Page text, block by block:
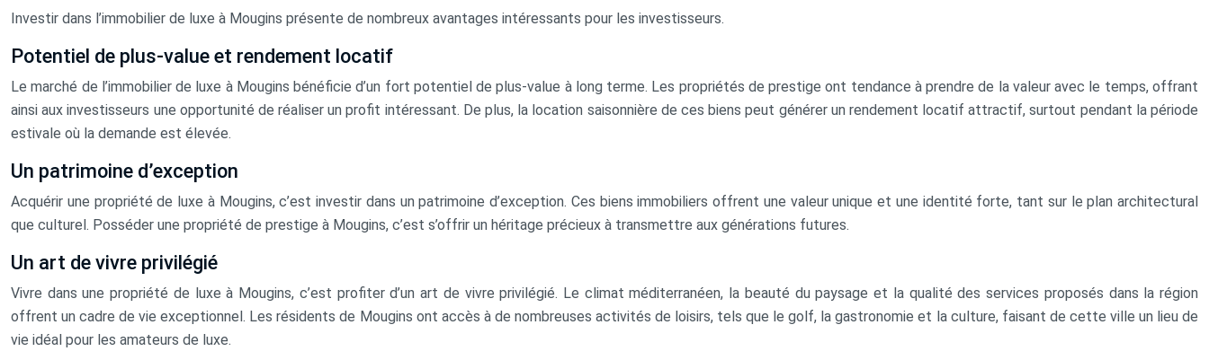
Investir dans l’immobilier de luxe à Mougins présente de nombreux avantages intéressants pour les investisseurs.
Potentiel de plus-value et rendement locatif
Le marché de l’immobilier de luxe à Mougins bénéficie d’un fort potentiel de plus-value à long terme. Les propriétés de prestige ont tendance à prendre de la valeur avec le temps, offrant
ainsi aux investisseurs une opportunité de réaliser un profit intéressant. De plus, la location saisonnière de ces biens peut générer un rendement locatif attractif, surtout pendant la période
estivale où la demande est élevée.
Un patrimoine d’exception
Acquérir une propriété de luxe à Mougins, c’est investir dans un patrimoine d’exception. Ces biens immobiliers offrent une valeur unique et une identité forte, tant sur le plan architectural
que culturel. Posséder une propriété de prestige à Mougins, c’est s’offrir un héritage précieux à transmettre aux générations futures.
Un art de vivre privilégié
Vivre dans une propriété de luxe à Mougins, c’est profiter d’un art de vivre privilégié. Le climat méditerranéen, la beauté du paysage et la qualité des services proposés dans la région
offrent un cadre de vie exceptionnel. Les résidents de Mougins ont accès à de nombreuses activités de loisirs, tels que le golf, la gastronomie et la culture, faisant de cette ville un lieu de
vie idéal pour les amateurs de luxe.